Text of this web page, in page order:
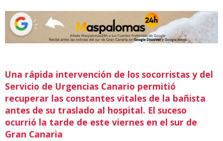
Una rápida intervención de los socorristas y del
Servicio de Urgencias Canario permitió
recuperar las constantes vitales de la bañista
antes de su traslado al hospital. El suceso
ocurrió la tarde de este viernes en el sur de
Gran Canaria